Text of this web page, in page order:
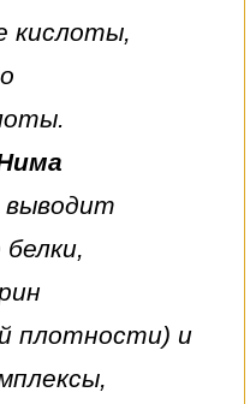
кислоты,
выводит
плотности) и